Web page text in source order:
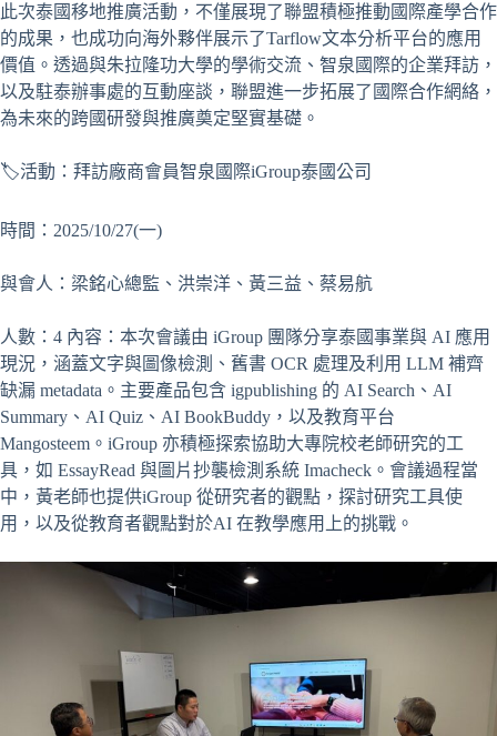
此次泰國移地推廣活動，不僅展現了聯盟積極推動國際產學合作
的成果，也成功向海外夥伴展示了Tarflow文本分析平台的應用
價值。透過與朱拉隆功大學的學術交流、智泉國際的企業拜訪，
以及駐泰辦事處的互動座談，聯盟進一步拓展了國際合作網絡，
為未來的跨國研發與推廣奠定堅實基礎。
🏷️活動：拜訪廠商會員智泉國際iGroup泰國公司
時間：2025/10/27(一)
與會人：梁銘心總監、洪崇洋、黃三益、蔡易航
人數：4 內容：本次會議由 iGroup 團隊分享泰國事業與 AI 應用
現況，涵蓋文字與圖像檢測、舊書 OCR 處理及利用 LLM 補齊
缺漏 metadata。主要產品包含 igpublishing 的 AI Search、AI
Summary、AI Quiz、AI BookBuddy，以及教育平台
Mangosteem。iGroup 亦積極探索協助大專院校老師研究的工
具，如 EssayRead 與圖片抄襲檢測系統 Imacheck。會議過程當
中，黃老師也提供iGroup 從研究者的觀點，探討研究工具使
用，以及從教育者觀點對於AI 在教學應用上的挑戰。